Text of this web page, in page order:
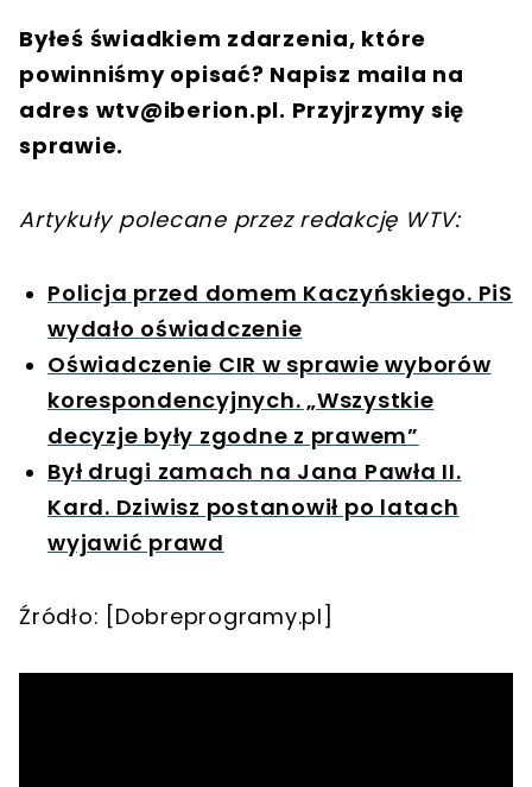
Byłeś świadkiem zdarzenia, które
powinniśmy opisać? Napisz maila na
adres wtv@iberion.pl. Przyjrzymy się
sprawie.
Artykuły polecane przez redakcję WTV:
Policja przed domem Kaczyńskiego. PiS
wydało oświadczenie
Oświadczenie CIR w sprawie wyborów
korespondencyjnych. „Wszystkie
decyzje były zgodne z prawem”
Był drugi zamach na Jana Pawła II.
Kard. Dziwisz postanowił po latach
wyjawić prawd
Źródło: [Dobreprogramy.pl]